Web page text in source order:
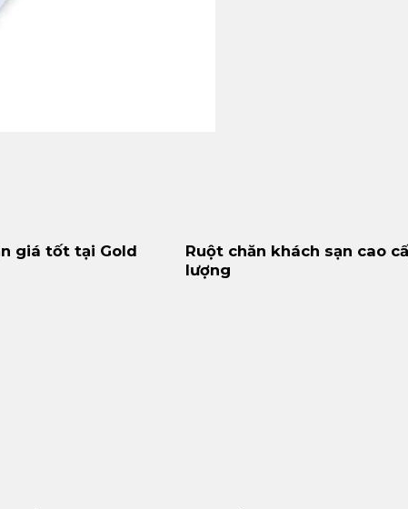
giá tốt tại Gold
Ruột chăn khách sạn cao
lượng